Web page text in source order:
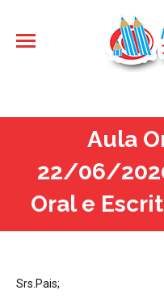
Aula
22/06/
Oral e
Srs.Pais;